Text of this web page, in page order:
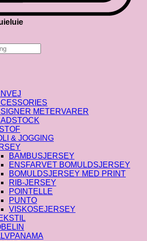
METERVARER
& JOGGING
BAMBUSJERSEY
ENSFARVET BOMULDSJERSEY
BOMULDSJERSEY MED PRINT
RIB-JERSEY
POINTELLE
PUNTO
VISKOSEJERSEY